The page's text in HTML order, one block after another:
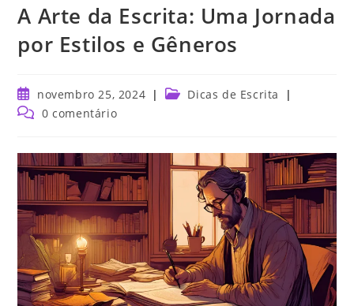
A Arte da Escrita: Uma Jornada
por Estilos e Gêneros
novembro 25, 2024
Dicas de Escrita
0 comentário